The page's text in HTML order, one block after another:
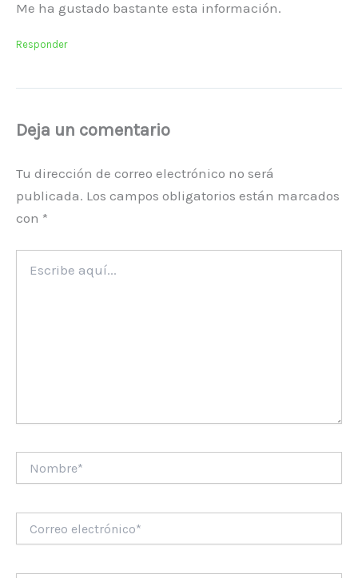
Me ha gustado bastante esta información.
Responder
Deja un comentario
Tu dirección de correo electrónico no será
publicada. Los campos obligatorios están marcados
con *
aquí...
electrónico*